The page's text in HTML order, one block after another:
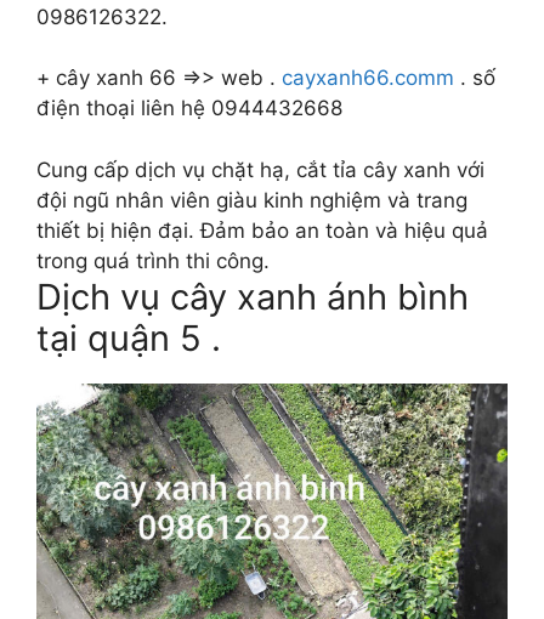
0986126322.
+ cây xanh 66 =>> web . cayxanh66.comm . số
điện thoại liên hệ 0944432668
Cung cấp dịch vụ chặt hạ, cắt tỉa cây xanh với
đội ngũ nhân viên giàu kinh nghiệm và trang
thiết bị hiện đại. Đảm bảo an toàn và hiệu quả
trong quá trình thi công.
Dịch vụ cây xanh ánh bình
tại quận 5 .